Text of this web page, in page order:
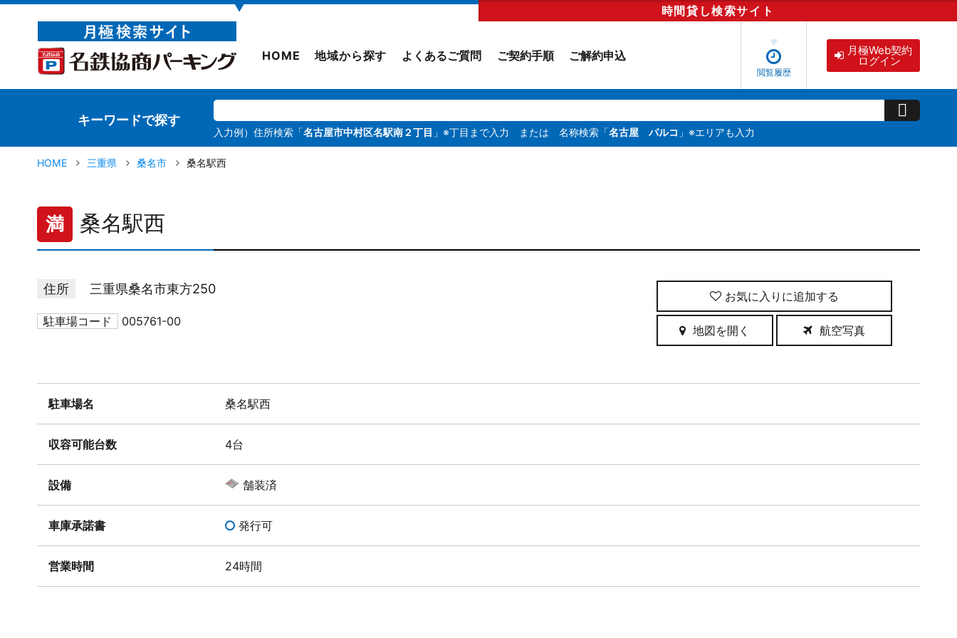
▼ 時間貸し検索サイト
HOME 地域から探す よくあるご質問 ご契約手順 ご解約申込
閲覧履歴
月極Web契約
ログイン
キーワードで探す
入力例）住所検索「名古屋市中村区名駅南２丁目 」※丁目まで入力 または 名称検索「名古屋 パルコ 」※エリアも入力
HOME 三重県 桑名市 桑名駅西
満 桑名駅西
住所 三重県桑名市東方250
駐車場コード 005761-00
お気に入りに追加
地図を開く 航空写真
駐車場名 桑名駅西
収容可能台数 4台
設備 舗装済
車庫承諾書 発行可
営業時間 24時間